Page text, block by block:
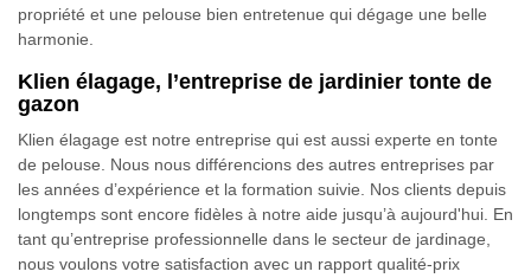
propriété et une pelouse bien entretenue qui dégage une belle
harmonie.
Klien élagage, l’entreprise de jardinier tonte de
gazon
Klien élagage est notre entreprise qui est aussi experte en tonte
de pelouse. Nous nous différencions des autres entreprises par
les années d’expérience et la formation suivie. Nos clients depuis
longtemps sont encore fidèles à notre aide jusqu’à aujourd'hui. En
tant qu’entreprise professionnelle dans le secteur de jardinage,
nous voulons votre satisfaction avec un rapport qualité-prix